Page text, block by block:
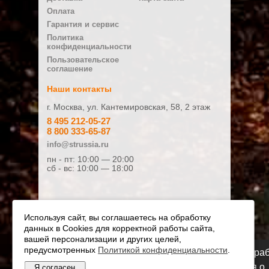
E-mail
Плюсы
Минусы
Оценка:
Плохо Хорошо
Мы переезжаем! С 21 июля магазин будет
по новому адресу. Подробная информация о
Оплата
Гарантия и сервис
Политика
конфиденциальности
Пользовательское
соглашение
Наши контакты
г. Москва, ул. Кантемировская, 58, 2 этаж
8 495 212-05-27
8 800 333-65-87
info@strussia.ru
пн - пт: 10:00 — 20:00
сб - вс: 10:00 — 18:00
© Официальный дилер STIHL и VIKING 2010 - 2026
Используя сайт, вы соглашаетесь на обработку
данных в Cookies для корректной работы сайта,
вашей персонализации и других целей,
предусмотренных Политикой конфиденциальности